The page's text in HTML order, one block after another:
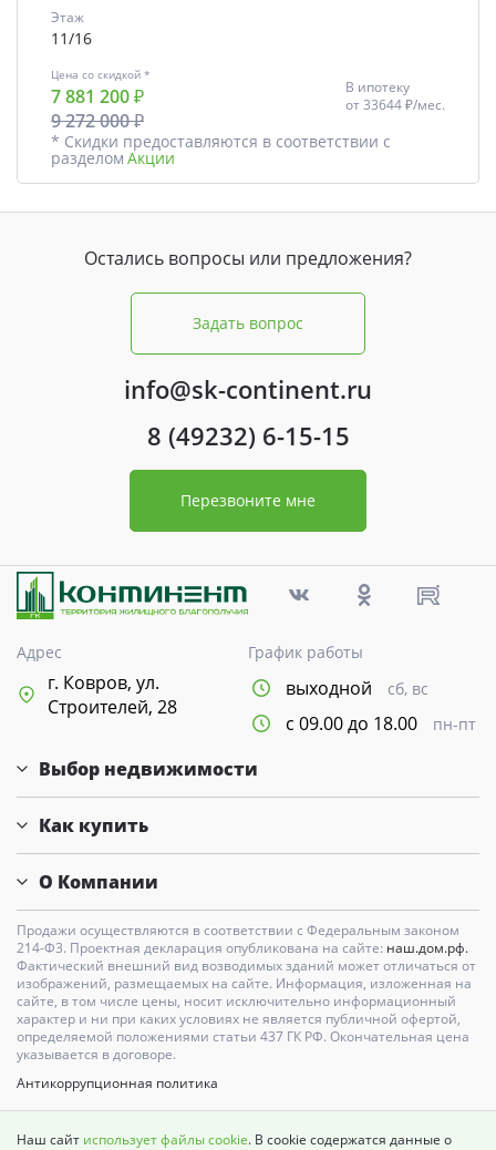
Этаж
11/16
Цена со скидкой *
7 881 200 ₽
9 272 000 ₽
В ипотеку
от33644 ₽/мес.
* Скидки предоставляются в соответствии с
разделом Акции
Остались вопросы или предложения?
Задать вопрос
info@sk-continent.ru
8 (49232) 6-15-15
Перезвоните мне
Адрес
г. Ковров, ул.
Строителей, 28
График работы
выходной сб, вс
с 09.00 до 18.00 пн-пт
Выбор недвижимости
Как купить
О Компании
Продажи осуществляются в соответствии с Федеральным законом
214-Ф3. Проектная декларация опубликована на сайте: наш.дом.рф.
Фактический внешний вид возводимых зданий может отличаться от
изображений, размещаемых на сайте. Информация, изложенная на
сайте, в том числе цены, носит исключительно информационный
характер и ни при каких условиях не является публичной офертой,
определяемой положениями статьи 437 ГК РФ. Окончательная цена
указывается в договоре.
Антикоррупционная политика
Наш сайт использует файлы cookie. В cookie содержатся данные о